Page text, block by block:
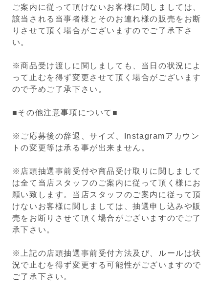
ご案内に従って頂けないお客様に関しましては、
該当される当事者様とそのお連れ様の販売をお断
りさせて頂く場合がございますのでご了承下さ
い。
※商品受け渡しに関しましても、当日の状況によ
って止むを得ず変更させて頂く場合がございます
ので予めご了承下さい。
■その他注意事項について■
※ご応募後の辞退、サイズ、Instagramアカウン
トの変更等は承る事が出来ません。
※店頭抽選事前受付や商品受け取りに関しまして
は全て当店スタッフのご案内に従って頂く様にお
願い致します。当店スタッフのご案内に従って頂
けないお客様に関しましては、抽選申し込みや販
売をお断りさせて頂く場合がございますのでご了
承下さい。
※上記の店頭抽選事前受付方法及び、ルールは状
況で止むを得ず変更する可能性がございますので
ご了承下さい。